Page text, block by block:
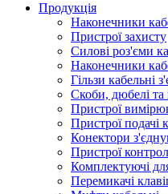
Продукція
Наконечники
Пристрої захисту
Силові роз'єми
Наконечники
Гільзи кабельні
Скоби, дюбелі та
Пристрої
Пристрої подачі
Конектори
Пристрої
Комплектуючі
Перемикачі